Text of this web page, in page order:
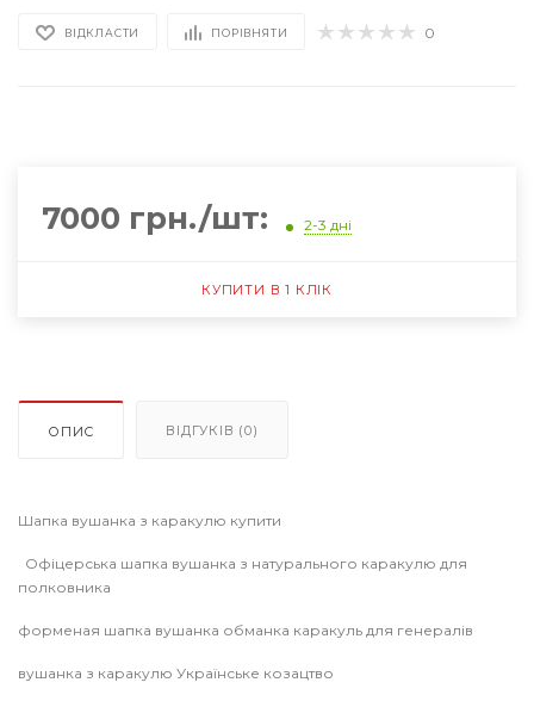
ВІДКЛАСТИ ПОРІВНЯТИ 0
7000 грн./шт: 2-3 дні
КУПИТИ В 1 КЛІК
ОПИС ВІДГУКІВ (0)
Шапка вушанка з каракулю купити
Офіцерська шапка вушанка з натурального каракулю для
полковника
форменая шапка вушанка обманка каракуль для генералів
вушанка з каракулю Українське козацтво